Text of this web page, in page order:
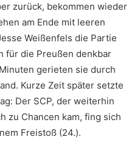
zurück, bekommen wieder
am Ende mit leeren
Weißenfels die Partie
für die Preußen denkbar
gerieten sie durch
Kurze Zeit später setzte
Der SCP, der weiterhin
zu Chancen kam, fing sich
Freistoß (24.).